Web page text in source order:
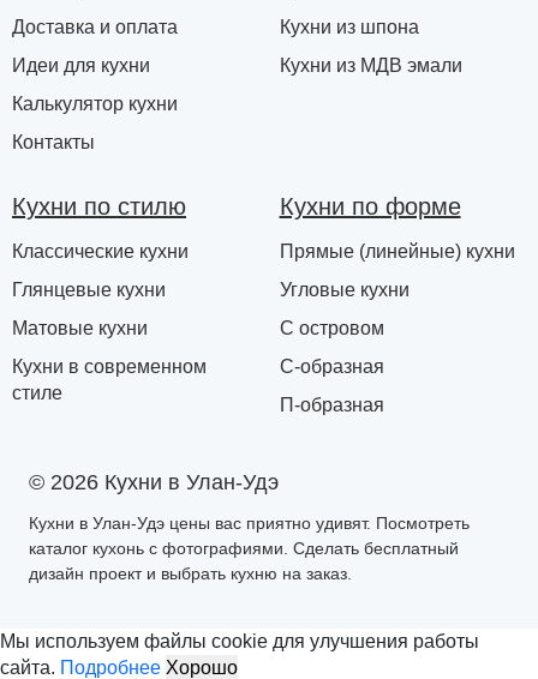
© 2026 Кухни в Улан-Удэ
Кухни в Улан-Удэ цены вас приятно удивят. Посмотреть
каталог кухонь с фотографиями. Сделать бесплатный
дизайн проект и выбрать кухню на заказ.
Доставка и оплата
Идеи для кухни
Калькулятор кухни
Контакты
Кухни из шпона
Кухни из МДВ эмали
Кухни по стилю
Классические кухни
Глянцевые кухни
Матовые кухни
Кухни в современном
стиле
Кухни по форме
Прямые (линейные) кухни
Угловые кухни
С островом
С-образная
П-образная
Мы используем файлы cookie для улучшения работы
сайта. Подробнее Хорошо